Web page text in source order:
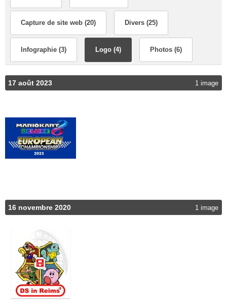
Capture de site web (20) Divers (25)
Infographie (3) Logo (4) Photos (6)
17 août 2023 1 image
16 novembre 2020 1 image